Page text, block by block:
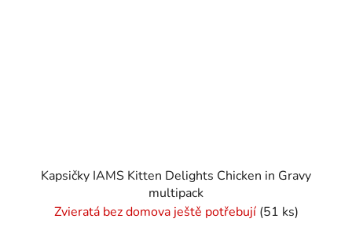
Kapsičky IAMS Kitten Delights Chicken in Gravy
multipack
Zvieratá bez domova ještě potřebují (51 ks)